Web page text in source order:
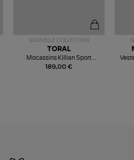
NOUVELLE COLLECTION
189,00 €
TORAL
Mocassins Killian Sport
Mousse